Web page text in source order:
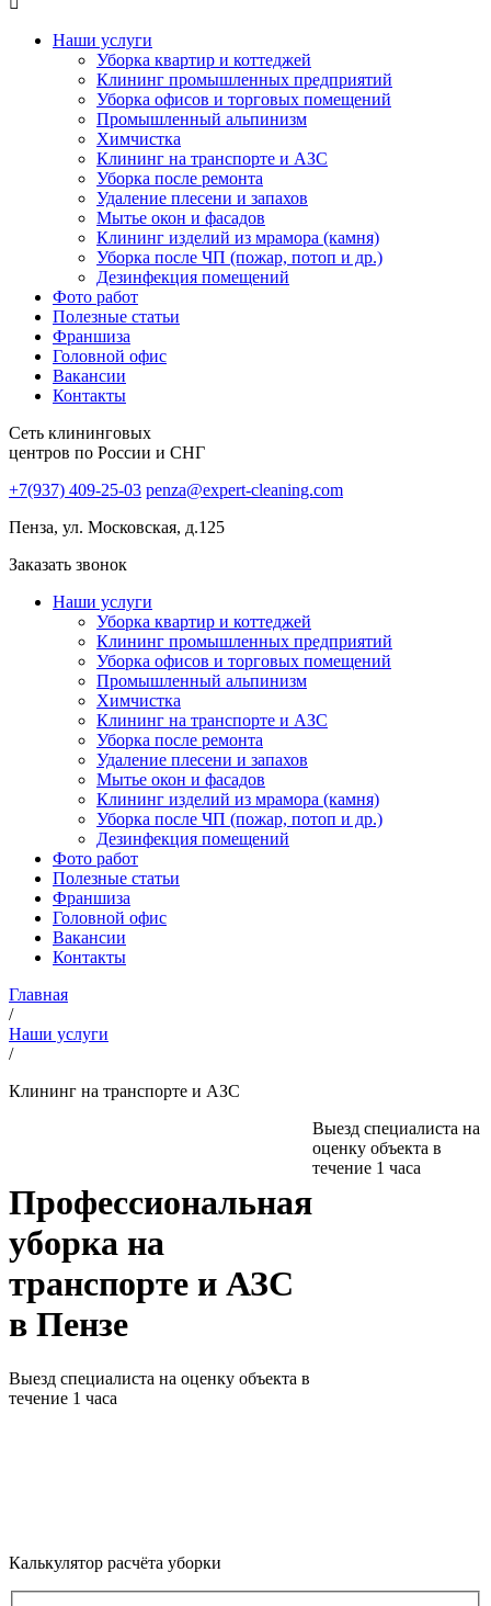
Наши услуги
Уборка квартир и коттеджей
Клининг промышленных предприятий
Уборка офисов и торговых помещений
Промышленный альпинизм
Химчистка
Клининг на транспорте и АЗС
Уборка после ремонта
Удаление плесени и запахов
Мытье окон и фасадов
Клининг изделий из мрамора (камня)
Уборка после ЧП (пожар, потоп и др.)
Дезинфекция помещений
Фото работ
Полезные статьи
Франшиза
Головной офис
Вакансии
Контакты
Сеть клининговых
центров по России и СНГ
+7(937) 409-25-03 penza@expert-cleaning.com
Пенза, ул. Московская, д.125
Заказать звонок
Наши услуги
Уборка квартир и коттеджей
Клининг промышленных предприятий
Уборка офисов и торговых помещений
Промышленный альпинизм
Химчистка
Клининг на транспорте и АЗС
Уборка после ремонта
Удаление плесени и запахов
Мытье окон и фасадов
Клининг изделий из мрамора (камня)
Уборка после ЧП (пожар, потоп и др.)
Дезинфекция помещений
Фото работ
Полезные статьи
Франшиза
Головной офис
Вакансии
Контакты
Главная
/
Наши услуги
/
Клининг на транспорте и АЗС
Профессиональная
уборка на
транспорте и АЗС
в Пензе
Выезд специалиста на оценку объекта в
течение 1 часа
Выезд специалиста на
оценку объекта в
течение 1 часа
Калькулятор расчёта уборки